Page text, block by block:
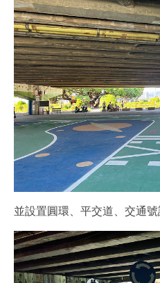
並設置圓環、平交道、交通